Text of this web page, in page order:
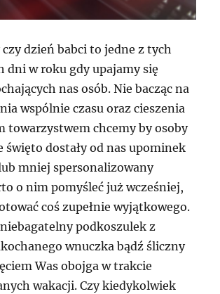
dzień babci to jedne z tych
dni w roku gdy upajamy się
nas osób. Nie bacząc na
wspólnie czasu oraz cieszenia
towarzystwem chcemy by osoby
święto dostały od nas upominek
mniej spersonalizowany
o nim pomyśleć już wcześniej,
coś zupełnie wyjątkowego.
podkoszulek z
wnuczka bądź śliczny
Was obojga w trakcie
wakacji. Czy kiedykolwiek